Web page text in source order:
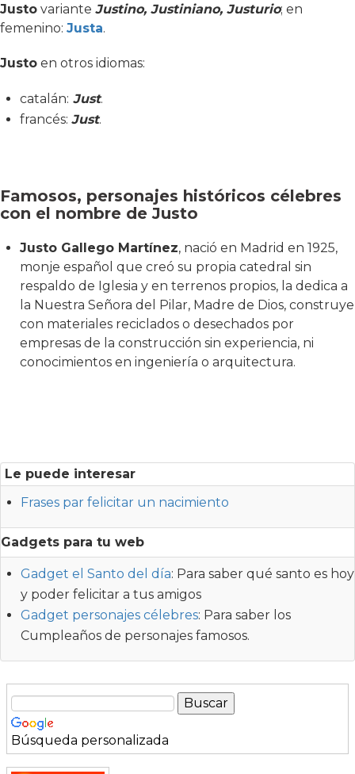
Justo variante Justino, Justiniano, Justurio; en
femenino: Justa.
Justo en otros idiomas:
catalán: Just.
francés: Just.
Famosos, personajes históricos célebres
con el nombre de Justo
Justo Gallego Martínez, nació en Madrid en 1925,
monje español que creó su propia catedral sin
respaldo de Iglesia y en terrenos propios, la dedica a
la Nuestra Señora del Pilar, Madre de Dios, construye
con materiales reciclados o desechados por
empresas de la construcción sin experiencia, ni
conocimientos en ingeniería o arquitectura.
Le puede interesar
Frases par felicitar un nacimiento
Gadgets para tu web
Gadget el Santo del día: Para saber qué santo es hoy
y poder felicitar a tus amigos
Gadget personajes célebres: Para saber los
Cumpleaños de personajes famosos.
Búsqueda personalizada